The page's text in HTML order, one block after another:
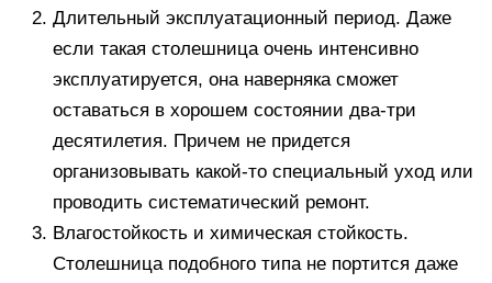
Длительный эксплуатационный период. Даже
если такая столешница очень интенсивно
эксплуатируется, она наверняка сможет
оставаться в хорошем состоянии два-три
десятилетия. Причем не придется
организовывать какой-то специальный уход или
проводить систематический ремонт.
Влагостойкость и химическая стойкость.
Столешница подобного типа не портится даже